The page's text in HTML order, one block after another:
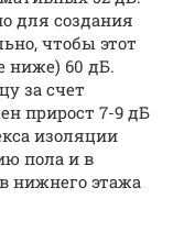
для создания
чтобы этот
ниже) 60 дБ.
за счет
прирост 7-9 дБ
изоляции
пола и в
нижнего этажа